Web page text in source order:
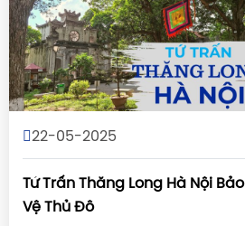
22-05-2025
Tứ Trấn Thăng Long Hà Nội Bảo
Vệ Thủ Đô